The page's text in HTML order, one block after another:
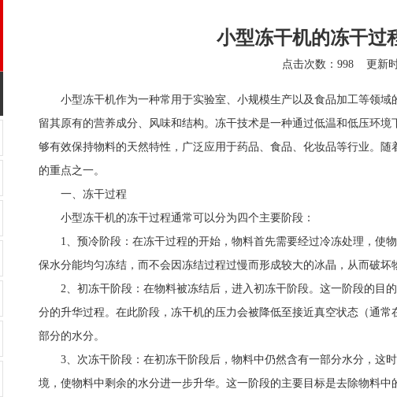
小型冻干机的冻干过
点击次数：998 更新
小型冻干机作为一种常用于实验室、小规模生产以及食品加工等领域
留其原有的营养成分、风味和结构。冻干技术是一种通过低温和低压环
够有效保持物料的天然特性，广泛应用于药品、食品、化妆品等行业。
的重点之一。
一、冻干过程
小型冻干机的冻干过程通常可以分为四个主要阶段：
1、预冷阶段：在冻干过程的开始，物料首先需要经过冷冻处理，使
保水分能均匀冻结，而不会因冻结过程过慢而形成较大的冰晶，从而破坏
2、初冻干阶段：在物料被冻结后，进入初冻干阶段。这一阶段的目
分的升华过程。在此阶段，冻干机的压力会被降低至接近真空状态（通
部分的水分。
3、次冻干阶段：在初冻干阶段后，物料中仍然含有一部分水分，这
境，使物料中剩余的水分进一步升华。这一阶段的主要目标是去除物料中